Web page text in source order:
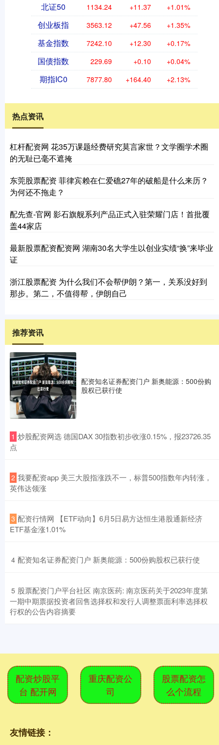
北证50 1134.24 +11.37 +1.01%
创业板指 3563.12 +47.56 +1.35%
基金指数 7242.10 +12.30 +0.17%
国债指数 229.69 +0.10 +0.04%
期指IC0 7877.80 +164.40 +2.13%
热点资讯
杠杆配资网 花35万课题经费研究莫言家世？文学圈学术圈
的无耻已毫不遮掩
东莞股票配资 菲律宾赖在仁爱礁27年的破船是什么来历？
为何还不拖走？
配先查-官网 影石旗舰系列产品正式入驻荣耀门店！首批覆
盖44家店
最新股票配资配资网 湖南30名大学生以创业实绩“换”来毕业
证
浙江股票配资 为什么我们不会帮伊朗？第一，关系没好到
那步。第二，不值得帮，伊朗自己
推荐资讯
配资知名证券配资门户 新奥能源：500份购
股权已获行使
1 ​炒股配资网选 德国DAX 30指数初步收涨0.15%，报23726.35
点
2 ​我要配资app 美三大股指涨跌不一，标普500指数年内转涨，
英伟达领涨
3 ​配资行情网 【ETF动向】6月5日易方达恒生港股通新经济
ETF基金涨1.01%
4 ​配资知名证券配资门户 新奥能源：500份购股权已获行使
5 ​股票配资门户平台社区 南京医药: 南京医药关于2023年度第
一期中期票据投资者回售选择权和发行人调整票面利率选择权
行权的公告内容摘要
配资炒股平
台 配开网
重庆配资公
司
股票配资怎
么个流程
友情链接：